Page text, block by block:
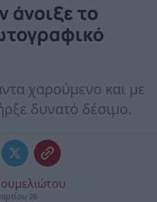
άνοιξε το
χαρούμενο και με
δυνατό δέσιμο.
26